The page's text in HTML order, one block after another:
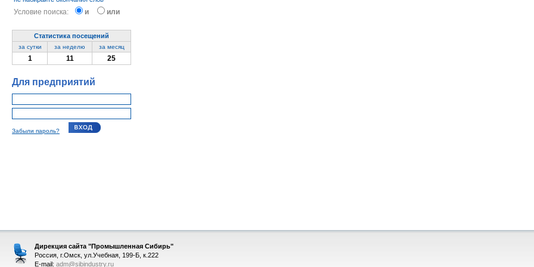
Условие поиска: и или
Статистика посещений
за сутки за неделю за месяц
1 11 25
Для предприятий
Забыли пароль?
Дирекция сайта "Промышленная Сибирь"
Россия, г.Омск, ул.Учебная, 199-Б, к.222
E-mail: adm@sibindustry.ru